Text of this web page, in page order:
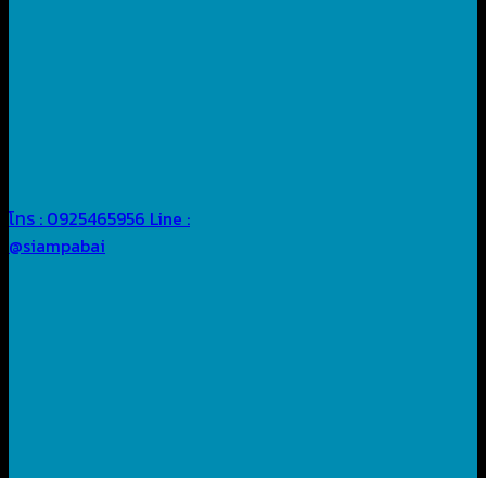
โทร : 0925465956 Line :
@siampabai